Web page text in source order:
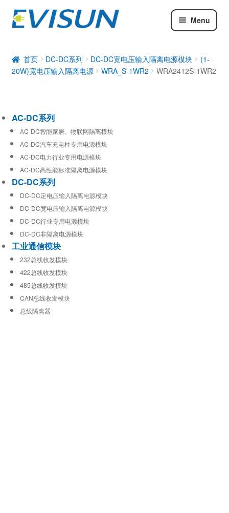
Menu
DC-DC系列
工业通信模块
首页 DC-DC系列 DC-DC宽电压输入隔离电源模块
(1-
20W)宽电压输入隔离电源
WRA_S-1WR2 WRA2412S-1WR2
AC-DC系列
AC-DC智能家居、物联网隔离模块
AC-DC汽车充电柱专用电源模块
AC-DC电力行业专用电源模块
AC-DC高性能标准隔离电源模块
DC-DC系列
DC-DC定电压输入隔离电源模块
DC-DC宽电压输入隔离电源模块
DC-DC行业专用电源模块
DC-DC非隔离电源模块
工业通信模块
232总线收发模块
422总线收发模块
485总线收发模块
CAN总线收发模块
总线隔离器